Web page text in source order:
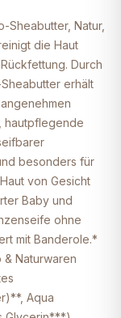
Sheabutter, Natur,
die Haut
Durch
erhält
hautpflegende
besonders für
von Gesicht
Baby und
ohne
mit Banderole.*
Naturwaren
Aqua